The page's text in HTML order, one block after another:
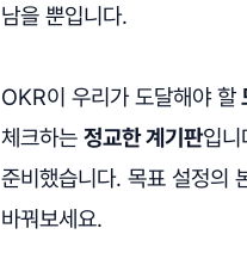
남을 뿐입니다.
OKR이 우리가 도달해야 할
체크하는 정교한 계기판입니
준비했습니다. 목표 설정의
바꿔보세요.